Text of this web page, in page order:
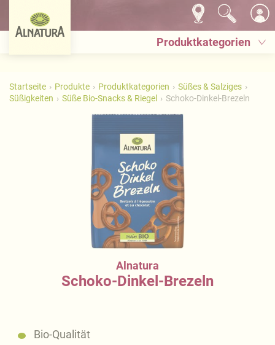
Produktkategorien
Startseite Produkte Produktkategorien
Süßes & Salziges
Süßigkeiten
Süße Bio-Snacks & Riegel Schoko-Dinkel-Brezeln
Alnatura
Schoko-Dinkel-Brezeln
Bio-Qualität